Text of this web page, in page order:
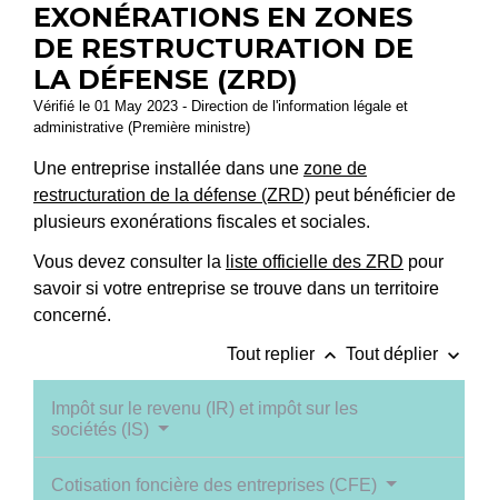
EXONÉRATIONS EN ZONES
DE RESTRUCTURATION DE
LA DÉFENSE (ZRD)
Vérifié le 01 May 2023 - Direction de l'information légale et
administrative (Première ministre)
Une entreprise installée dans une zone de
restructuration de la défense (ZRD) peut bénéficier de
plusieurs exonérations fiscales et sociales.
Vous devez consulter la liste officielle des ZRD pour
savoir si votre entreprise se trouve dans un territoire
concerné.
Tout replier keyboard_arrow_up Tout déplier keyboard_arrow_down
Impôt sur le revenu (IR) et impôt sur les
sociétés (IS)
Cotisation foncière des entreprises (CFE)